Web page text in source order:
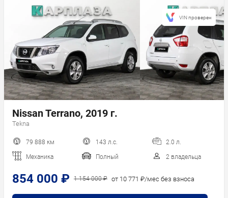
Nissan Terrano, 2019 г.
Tekna
79 888 км 143 л.с. 2.0 л.
Механика Полный 2 владельца
854 000 ₽ 1 154 000 ₽ от 10 771 ₽/мес без взноса
VIN проверен